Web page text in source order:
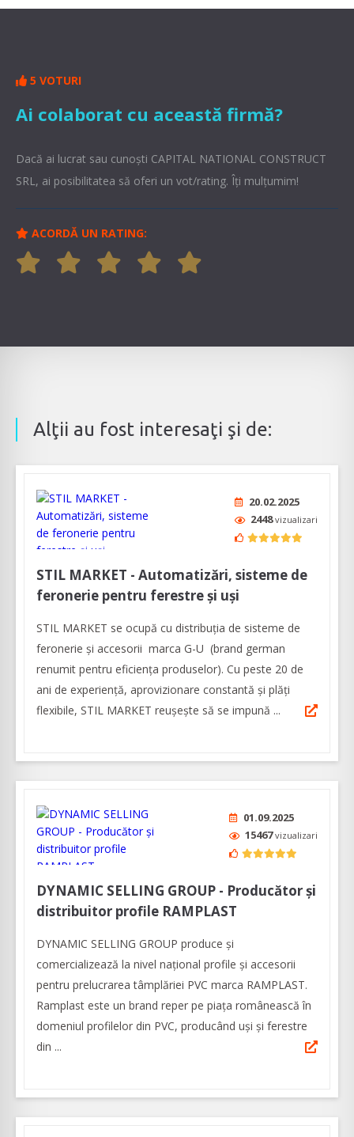
5 VOTURI
Ai colaborat cu această firmă?
Dacă ai lucrat sau cunoşti CAPITAL NATIONAL CONSTRUCT
SRL, ai posibilitatea să oferi un vot/rating. Îți mulțumim!
ACORDĂ UN RATING:
Alţii au fost interesaţi şi de:
20.02.2025
2448vizualizari
STIL MARKET - Automatizări, sisteme de
feronerie pentru ferestre și uși
STIL MARKET se ocupă cu distribuția de sisteme de
feronerie și accesorii marca G-U (brand german
renumit pentru eficiența produselor). Cu peste 20 de
ani de experiență, aprovizionare constantă și plăți
flexibile, STIL MARKET reușește să se impună ...
01.09.2025
15467vizualizari
DYNAMIC SELLING GROUP - Producător și
distribuitor profile RAMPLAST
DYNAMIC SELLING GROUP produce și
comercializează la nivel naţional profile și accesorii
pentru prelucrarea tâmplăriei PVC marca RAMPLAST.
Ramplast este un brand reper pe piața românească în
domeniul profilelor din PVC, producând uși și ferestre
din ...